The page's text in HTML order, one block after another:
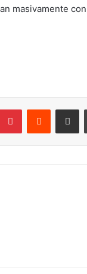
masivamente
PinterestReddit